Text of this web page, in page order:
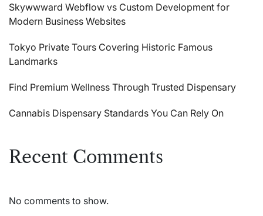
Skywwward Webflow vs Custom Development for
Modern Business Websites
Tokyo Private Tours Covering Historic Famous
Landmarks
Find Premium Wellness Through Trusted Dispensary
Cannabis Dispensary Standards You Can Rely On
Recent Comments
No comments to show.